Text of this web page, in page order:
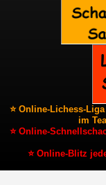
⭐ Online-Lichess-
im
⭐ Online-
⭐ Online-Blitz